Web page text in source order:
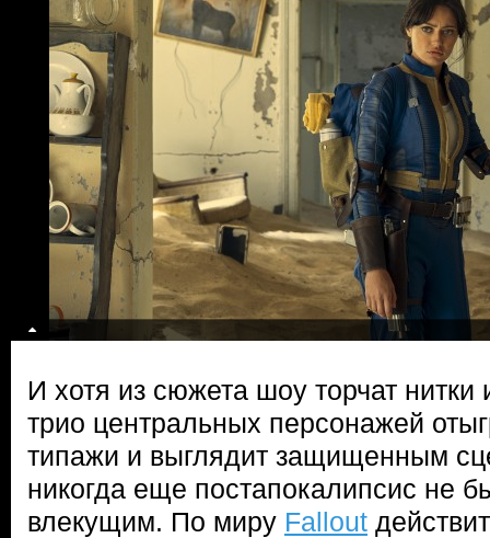
И хотя из сюжета шоу торчат нитки
трио центральных персонажей
типажи и выглядит защищенным
никогда еще постапокалипсис не
влекущим. По миру Fallout